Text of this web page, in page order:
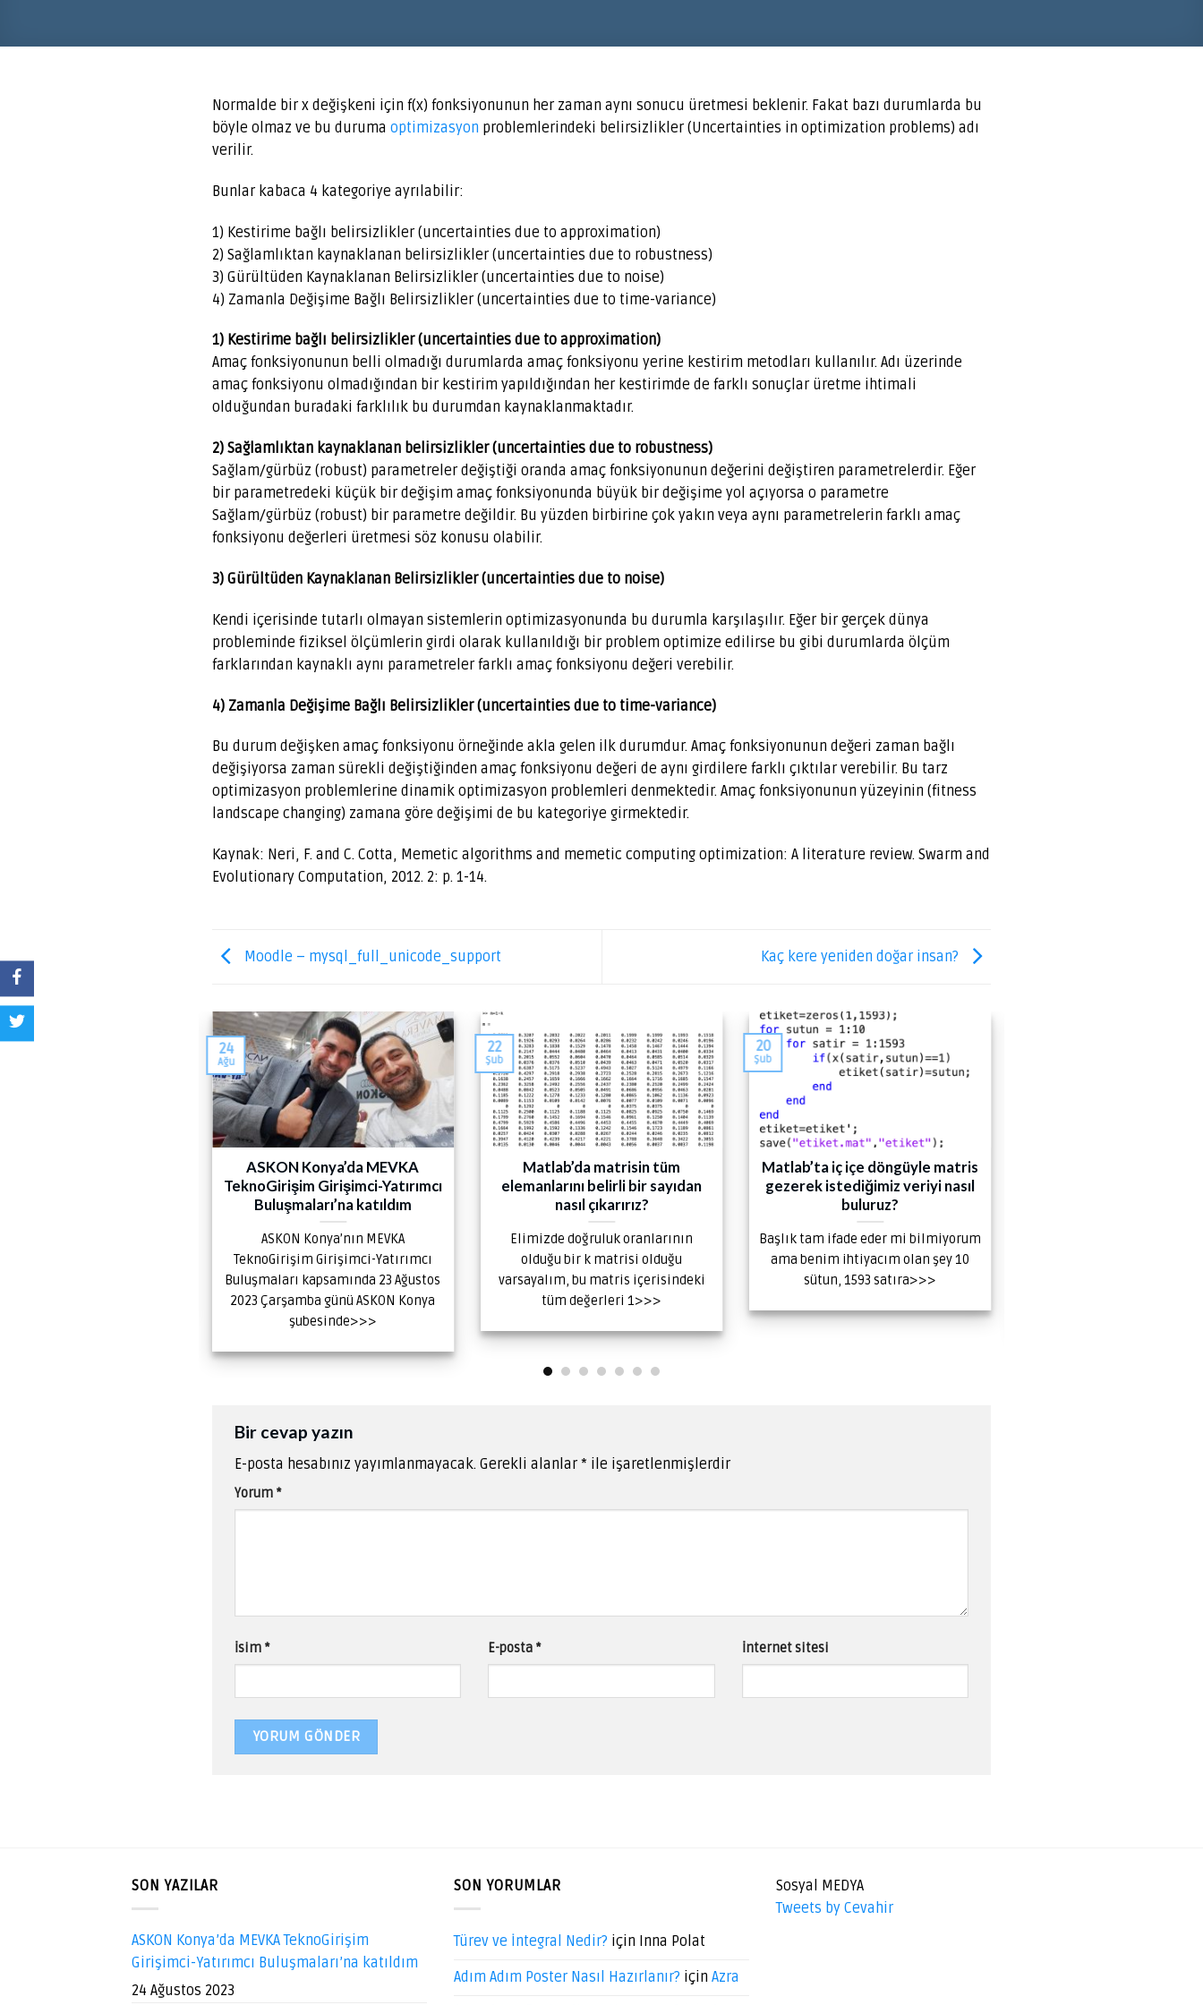
Normalde bir x değişkeni için f(x) fonksiyonunun her zaman aynı sonucu üretmesi beklenir. Fakat bazı durumlarda bu
böyle olmaz ve bu duruma optimizasyon problemlerindeki belirsizlikler (Uncertainties in optimization problems) adı
verilir.
Bunlar kabaca 4 kategoriye ayrılabilir:
1) Kestirime bağlı belirsizlikler (uncertainties due to approximation)
2) Sağlamlıktan kaynaklanan belirsizlikler (uncertainties due to robustness)
3) Gürültüden Kaynaklanan Belirsizlikler (uncertainties due to noise)
4) Zamanla Değişime Bağlı Belirsizlikler (uncertainties due to time-variance)
1) Kestirime bağlı belirsizlikler (uncertainties due to approximation)
Amaç fonksiyonunun belli olmadığı durumlarda amaç fonksiyonu yerine kestirim metodları kullanılır. Adı üzerinde
amaç fonksiyonu olmadığından bir kestirim yapıldığından her kestirimde de farklı sonuçlar üretme ihtimali
olduğundan buradaki farklılık bu durumdan kaynaklanmaktadır.
2) Sağlamlıktan kaynaklanan belirsizlikler (uncertainties due to robustness)
Sağlam/gürbüz (robust) parametreler değiştiği oranda amaç fonksiyonunun değerini değiştiren parametrelerdir. Eğer
bir parametredeki küçük bir değişim amaç fonksiyonunda büyük bir değişime yol açıyorsa o parametre
Sağlam/gürbüz (robust) bir parametre değildir. Bu yüzden birbirine çok yakın veya aynı parametrelerin farklı amaç
fonksiyonu değerleri üretmesi söz konusu olabilir.
3) Gürültüden Kaynaklanan Belirsizlikler (uncertainties due to noise)
Kendi içerisinde tutarlı olmayan sistemlerin optimizasyonunda bu durumla karşılaşılır. Eğer bir gerçek dünya
probleminde fiziksel ölçümlerin girdi olarak kullanıldığı bir problem optimize edilirse bu gibi durumlarda ölçüm
farklarından kaynaklı aynı parametreler farklı amaç fonksiyonu değeri verebilir.
4) Zamanla Değişime Bağlı Belirsizlikler (uncertainties due to time-variance)
Bu durum değişken amaç fonksiyonu örneğinde akla gelen ilk durumdur. Amaç fonksiyonunun değeri zaman bağlı
değişiyorsa zaman sürekli değiştiğinden amaç fonksiyonu değeri de aynı girdilere farklı çıktılar verebilir. Bu tarz
optimizasyon problemlerine dinamik optimizasyon problemleri denmektedir. Amaç fonksiyonunun yüzeyinin (fitness
landscape changing) zamana göre değişimi de bu kategoriye girmektedir.
Kaynak: Neri, F. and C. Cotta, Memetic algorithms and memetic computing optimization: A literature review. Swarm and
Evolutionary Computation, 2012. 2: p. 1-14.
Moodle – mysql_full_unicode_support Kaç kere yeniden doğar insan?
ASKON Konya’da MEVKA
TeknoGirişim Girişimci-Yatırımcı
Buluşmaları’na katıldım
ASKON Konya’nın MEVKA
TeknoGirişim Girişimci-Yatırımcı
Buluşmaları kapsamında 23 Ağustos
2023 Çarşamba günü ASKON Konya
şubesinde>>>
24
Ağu
Matlab’da matrisin tüm
elemanlarını belirli bir sayıdan
nasıl çıkarırız?
Elimizde doğruluk oranlarının
olduğu bir k matrisi olduğu
varsayalım, bu matris içerisindeki
tüm değerleri 1>>>
22
Şub
Matlab’ta iç içe döngüyle matris
gezerek istediğimiz veriyi nasıl
buluruz?
Başlık tam ifade eder mi bilmiyorum
ama benim ihtiyacım olan şey 10
sütun, 1593 satıra>>>
20
Şub
Bir cevap yazın
E-posta hesabınız yayımlanmayacak. Gerekli alanlar * ile işaretlenmişlerdir
Yorum *
İsim * E-posta * İnternet sitesi
SON YAZILAR
ASKON Konya’da MEVKA TeknoGirişim
Girişimci-Yatırımcı Buluşmaları’na katıldım
24 Ağustos 2023
SON YORUMLAR
Türev ve İntegral Nedir? için Inna Polat
Adım Adım Poster Nasıl Hazırlanır? için Azra
Sosyal MEDYA
Tweets by Cevahir